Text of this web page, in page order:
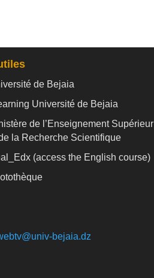
de Bejaia
Université de Bejaia
de l’Enseignement Supérieur
la Recherche Scientifique
(access the English course)
bejaia.dz